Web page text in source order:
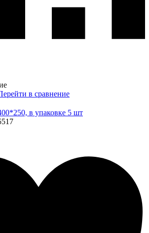
в сравнение
в упаковке 5 шт